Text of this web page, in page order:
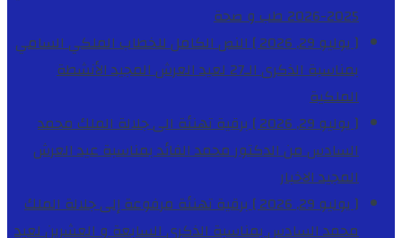
2025-2026
طب و صحة
[ يوليو 29, 2026 ]
النص الكامل للخطاب الملكي السامي
بمناسبة الذكرى الـ27 لعيد العرش المجيد
الأنشطة
الملكية
[ يوليو 29, 2026 ]
برقية تهنئة الى جلالة الملك محمد
السادس من الدكتور محمد الفائد بمناسبة عيد العرش
المجيدالاخبار
[ يوليو 29, 2026 ]
برقية تهنئة مرفوعة إلى جلالة الملك
محمد السادس بمناسبة الذكرى السابعة و العشرين لعيد